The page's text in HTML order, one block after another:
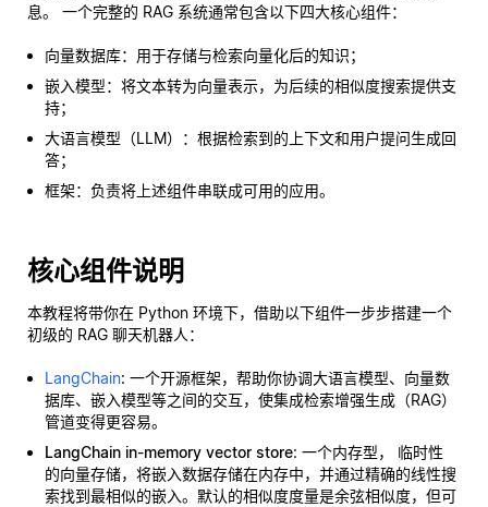
息。 一个完整的 RAG 系统通常包含以下四大核心组件：
向量数据库：用于存储与检索向量化后的知识；
嵌入模型：将文本转为向量表示，为后续的相似度搜索提供支
持；
大语言模型（LLM）：根据检索到的上下文和用户提问生成回
答；
框架：负责将上述组件串联成可用的应用。
核心组件说明
本教程将带你在 Python 环境下，借助以下组件一步步搭建一个
初级的 RAG 聊天机器人：
LangChain: 一个开源框架，帮助你协调大语言模型、向量数
据库、嵌入模型等之间的交互，使集成检索增强生成（RAG）
管道变得更容易。
LangChain in-memory vector store: 一个内存型， 临时性
的向量存储，将嵌入数据存储在内存中，并通过精确的线性搜
索找到最相似的嵌入。默认的相似度度量是余弦相似度，但可